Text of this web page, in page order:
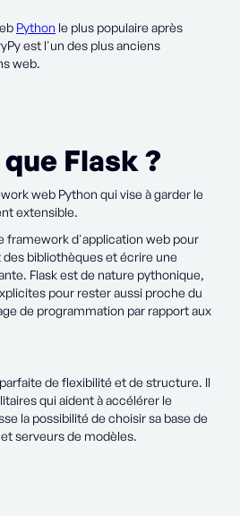
Python le plus populaire après
est l'un des plus anciens
web.
Flask ?
web Python qui vise à garder le
extensible.
framework d'application web pour
bibliothèques et écrire une
Flask est de nature pythonique,
pour rester aussi proche du
de programmation par rapport aux
de flexibilité et de structure. Il
qui aident à accélérer le
la possibilité de choisir sa base de
serveurs de modèles.